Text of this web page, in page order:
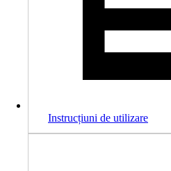
Instrucțiuni de utilizare